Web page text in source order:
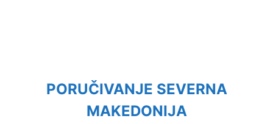
PORUČIVANJE SEVERNA
MAKEDONIJA